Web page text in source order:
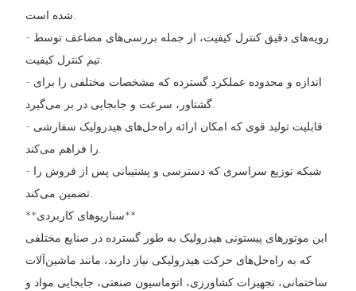
- رویه‌های دقیق کنترل کیفیت، از جمله بررسی‌های مضاعف توسط
تیم کنترل کیفیت.
- اندازه و محدوده عملکرد گسترده که مشخصات مختلفی را برای
گشتاور، سرعت و جابجایی در بر می‌گیرد.
- قابلیت تولید قوی که امکان ارائه راه‌حل‌های هیدرولیک سفارشی
- شبکه توزیع سراسری که دسترسی و پشتیبانی پس از فروش را
تضمین می‌کند.
**سناریوهای کاربردی**
این موتورهای پیستونی هیدرولیک به طور گسترده در صنایع مختلفی
که به راه‌حل‌های حرکت هیدرولیکی نیاز دارند، مانند ماشین‌آلات
ساختمانی، تجهیزات کشاورزی، اتوماسیون صنعتی، جابجایی مواد و